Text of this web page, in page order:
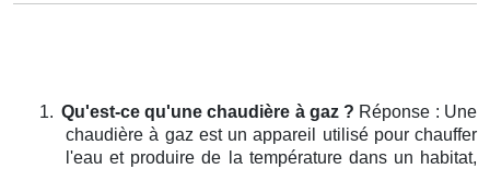
1. Qu'est-ce qu'une chaudière à gaz ? Réponse : Une
chaudière à gaz est un appareil utilisé pour chauffer
l'eau et produire de la température dans un habitat,